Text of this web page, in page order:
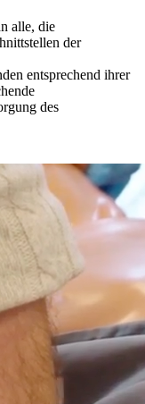
alle, die
der
entsprechend ihrer
des